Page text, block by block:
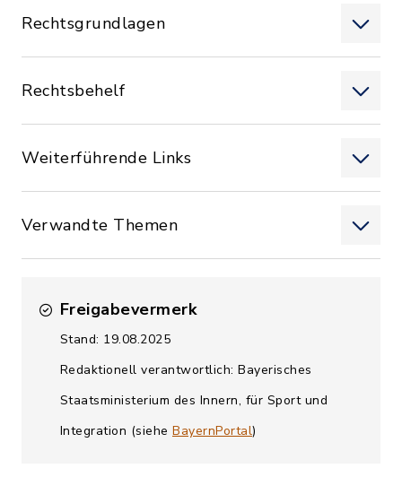
Rechtsgrundlagen
Rechtsbehelf
Weiterführende Links
Verwandte Themen
Freigabevermerk
Stand: 19.08.2025
Redaktionell verantwortlich: Bayerisches
Staatsministerium des Innern, für Sport und
Integration (siehe BayernPortal)